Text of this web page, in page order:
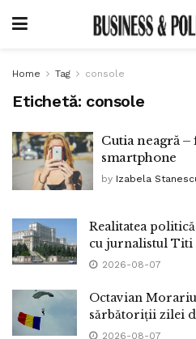
Home Tag console
Etichetă: console
Cutia neagră
smartphone
by Izabela
Realitatea
cu jurnalistul Titi
2026-08-07
Octavian
sărbătoriții zilei
2026-08-07